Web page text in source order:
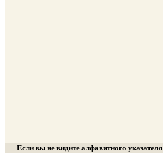
Если вы не видите алфавитного указателя